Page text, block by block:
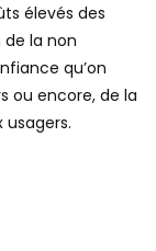
élevés des
de la non
qu’on
ou encore, de la